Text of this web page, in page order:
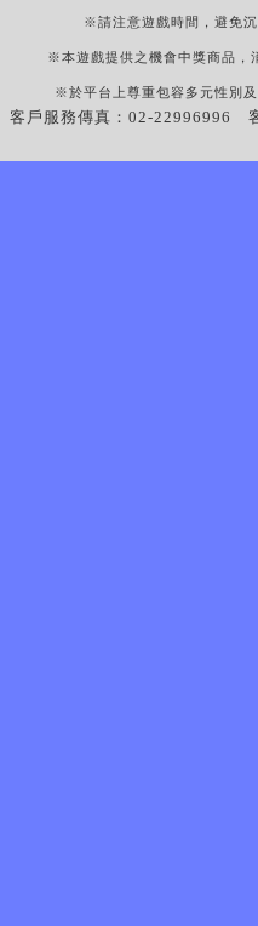
※請注意遊戲時間，避免
※本遊戲提供之機會中獎商品，
※於平台上尊重包容多元性別
客戶服務傳真：02-22996996